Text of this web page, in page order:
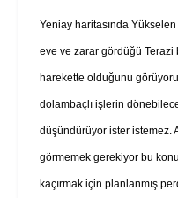
Yeniay haritasında
eve ve zarar gördüğü
harekette olduğunu
dolambaçlı işlerin
düşündürüyor ister istemez.
görmemek gerekiyor bu
kaçırmak için planlanmış